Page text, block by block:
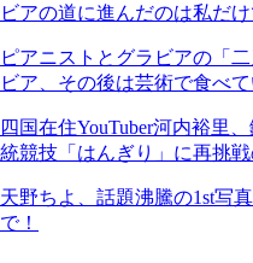
ビアの道に進んだのは私だけ
ピアニストとグラビアの「
ビア、その後は芸術で食べて
四国在住YouTuber河内裕里
統競技「はんぎり」に再挑戦
天野ちよ、話題沸騰の1st写
で！